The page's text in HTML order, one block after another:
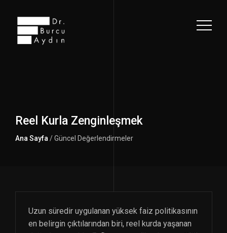
Reel Kurla Zenginleşmek
Ana Sayfa / Güncel Değerlendirmeler
Uzun süredir uygulanan yüksek faiz politikasının
en belirgin çıktılarından biri, reel kurda yaşanan